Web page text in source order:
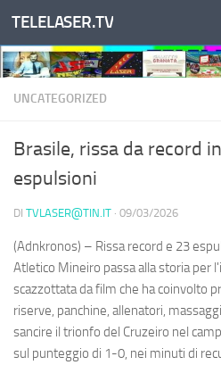
Salta al contenuto
TELELASER.TV
UNCATEGORIZED
Brasile, rissa da record
espulsioni
DI TVLASER@TIN.IT · 09/03/2026
(Adnkronos) – Rissa record e 23
Atletico Mineiro passa alla storia per
scazzottata da film che ha coinvolto
riserve, panchine, allenatori,
sancire il trionfo del Cruzeiro nel
sul punteggio di 1-0, nei minuti di